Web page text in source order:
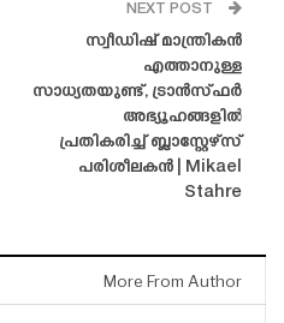
NEXT POST
സ്വീഡിഷ് മാന്ത്രികൻ
എത്താനുള്ള
സാധ്യതയുണ്ട്, ട്രാൻസ്‌ഫർ
അഭ്യൂഹങ്ങളിൽ
പ്രതികരിച്ച് ബ്ലാസ്റ്റേഴ്‌സ്
പരിശീലകൻ | Mikael
Stahre
More From Author